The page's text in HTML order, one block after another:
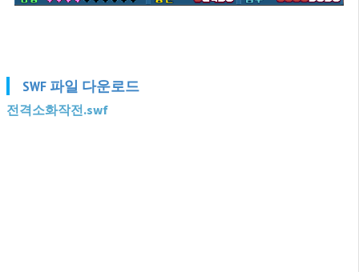
SWF 파일 다운로드
전격소화작전.swf